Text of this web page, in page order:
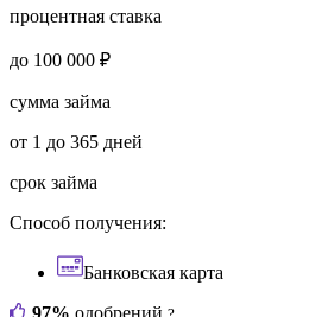
процентная ставка
до 100 000 ₽
сумма займа
от 1 до 365 дней
срок займа
Способ получения:
Банковская карта
97% одобрений